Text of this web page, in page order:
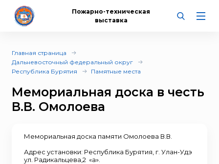
Пожарно-техническая
выставка
Главная страница
Дальневосточный федеральный округ
Республика Бурятия
Памятные места
Мемориальная доска в честь
В.В. Омолоева
Мемориальная доска памяти Омолоева В.В.
Адрес установки: Республика Бурятия, г. Улан-Удэ
ул. Радикальцева,2 «а».